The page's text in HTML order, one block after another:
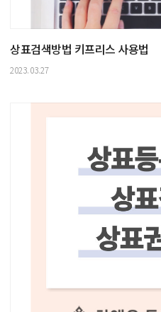
상표검색방법 키프리스 사용법
2023.03.27